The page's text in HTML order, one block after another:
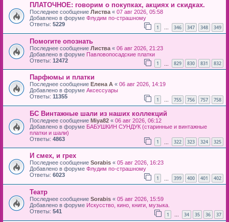
ПЛАТОЧНОЕ: говорим о покупках, акциях и скидках.
Последнее сообщение Листва « 07 авг 2026, 05:58
Добавлено в форуме Флудим по-страшному
Ответы: 5229 1 … 346 347 348 349
Помогите опознать
Последнее сообщение Листва « 06 авг 2026, 21:23
Добавлено в форуме Павловопосадские платки
Ответы: 12472 1 829 830 831 832
Парфюмы и платки
Последнее сообщение Елена А « 06 авг 2026, 14:19
Добавлено в форуме Аксессуары
Ответы: 11355 1 … 755 756 757 758
БС Винтажные шали из наших коллекций
Последнее сообщение Miya82 « 06 авг 2026, 06:12
Добавлено в форуме БАБУШКИН СУНДУК (старинные и винтажные
платки и шали)
Ответы: 4863 1 322 323 324 325
И смех, и грех
Последнее сообщение Sorabis « 05 авг 2026, 16:23
Добавлено в форуме Флудим по-страшному
Ответы: 6023 1 399 400 401 402
Театр
Последнее сообщение Sorabis « 05 авг 2026, 15:59
Добавлено в форуме Искусство, кино, книги, музыка.
Ответы: 541 1 … 34 35 36 37